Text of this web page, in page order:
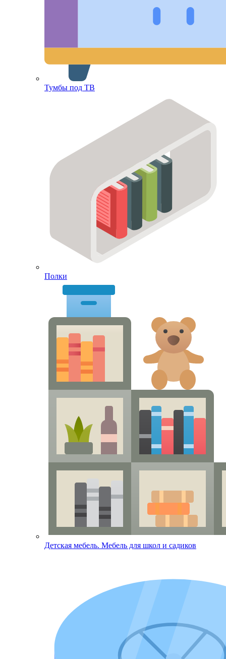
Тумбы под ТВ
Полки
Детская мебель. Мебель для школ и садиков